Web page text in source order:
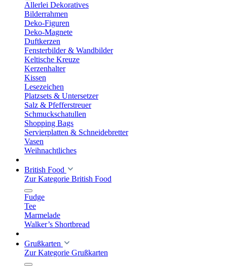
Allerlei Dekoratives
Bilderrahmen
Deko-Figuren
Deko-Magnete
Duftkerzen
Fensterbilder & Wandbilder
Keltische Kreuze
Kerzenhalter
Kissen
Lesezeichen
Platzsets & Untersetzer
Salz & Pfefferstreuer
Schmuckschatullen
Shopping Bags
Servierplatten & Schneidebretter
Vasen
Weihnachtliches
British Food
Zur Kategorie British Food
Fudge
Tee
Marmelade
Walker’s Shortbread
Grußkarten
Zur Kategorie Grußkarten